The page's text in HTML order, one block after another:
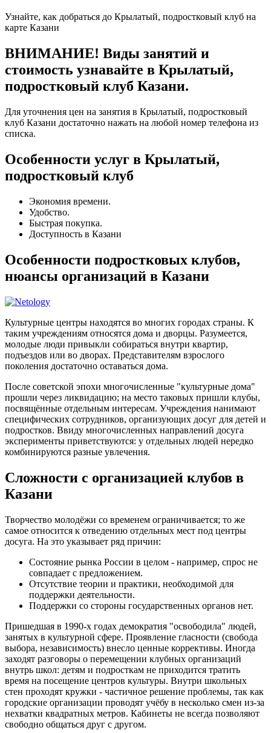
Узнайте, как добраться до Крылатый, подростковый клуб на
карте Казани
ВНИМАНИЕ! Виды занятий и
стоимость узнавайте в Крылатый,
подростковый клуб Казани.
Для уточнения цен на занятия в Крылатый, подростковый
клуб Казани достаточно нажать на любой номер телефона из
списка.
Особенности услуг в Крылатый,
подростковый клуб
Экономия времени.
Удобство.
Быстрая покупка.
Доступность в Казани
Особенности подростковых клубов,
нюансы организаций в Казани
Культурные центры находятся во многих городах страны. К
таким учреждениям относятся дома и дворцы. Разумеется,
молодые люди привыкли собираться внутри квартир,
подъездов или во дворах. Представителям взрослого
поколения достаточно оставаться дома.
После советской эпохи многочисленные "культурные дома"
прошли через ликвидацию; на место таковых пришли клубы,
посвящённые отдельным интересам. Учреждения нанимают
специфических сотрудников, организующих досуг для детей и
подростков. Ввиду многочисленных направлений досуга
эксперименты приветствуются: у отдельных людей нередко
комбинируются разные увлечения.
Сложности с организацией клубов в
Казани
Творчество молодёжи со временем ограничивается; то же
самое относится к отведению отдельных мест под центры
досуга. На это указывает ряд причин:
Состояние рынка России в целом - например, спрос не
совпадает с предложением.
Отсутствие теории и практики, необходимой для
поддержки деятельности.
Поддержки со стороны государственных органов нет.
Пришедшая в 1990-х годах демократия "освободила" людей,
занятых в культурной сфере. Проявление гласности (свобода
выбора, независимость) внесло ценные коррективы. Иногда
заходят разговоры о перемещении клубных организаций
внутрь школ: детям и подросткам не приходится тратить
время на посещение центров культуры. Внутри школьных
стен проходят кружки - частичное решение проблемы, так как
городские организации проводят учёбу в несколько смен из-за
нехватки квадратных метров. Кабинеты не всегда позволяют
свободно общаться друг с другом.